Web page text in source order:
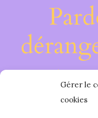
Gérer le
cookies